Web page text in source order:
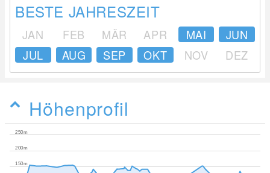
BESTE JAHRESZEIT
JAN FEB MÄR APR MAI
JUN
JUL
AUG SEP OKT NOV DEZ
Höhenprofil
150m
200m
250m